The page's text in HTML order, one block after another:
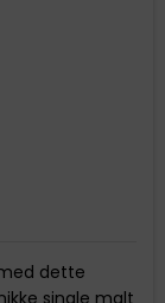
dette